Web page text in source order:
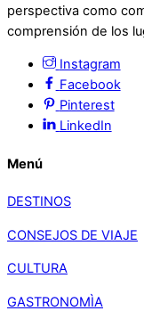
perspectiva como
comprensión de los
Instagram
Facebook
Pinterest
LinkedIn
Menú
DESTINOS
CONSEJOS DE VIAJE
CULTURA
GASTRONOMÌA